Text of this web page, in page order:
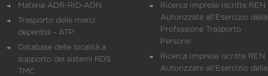
Materia ADR-RID-ADN
Trasporto delle merci
deperibili - ATP
Database delle località a
supporto dei sistemi RDS
TMC
Ricerca Imprese Iscritte REN
Autorizzate all'Esercizio della
Professione Trasporto
Persone
Ricerca Imprese iscritte REN
Autorizzate all'Esercizio della